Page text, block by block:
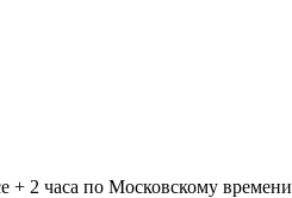
+ 2 часа по Московскому времени